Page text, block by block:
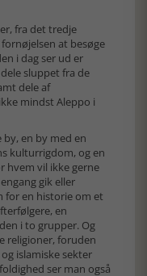
fra det tredje
at besøge
i dag ser ud er
sluppet fra de
dele af
mindst Aleppo i
by, en by med en
kulturrigdom, og en
hvem vil ikke gerne
gik eller
for en historie om et
en
i to grupper. Og
religioner, foruden
islamiske sekter
ser man også